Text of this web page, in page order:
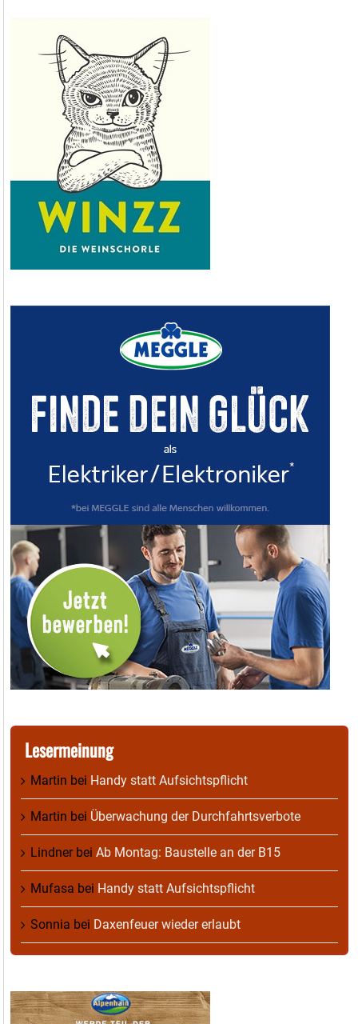
Lesermeinung
Martin bei Handy statt Aufsichtspflicht
Martin bei Überwachung der Durchfahrtsverbote
Lindnerbei Ab Montag: Baustelle an der B15
Mufasa bei Handy statt Aufsichtspflicht
Sonnia bei Daxenfeuer wieder erlaubt